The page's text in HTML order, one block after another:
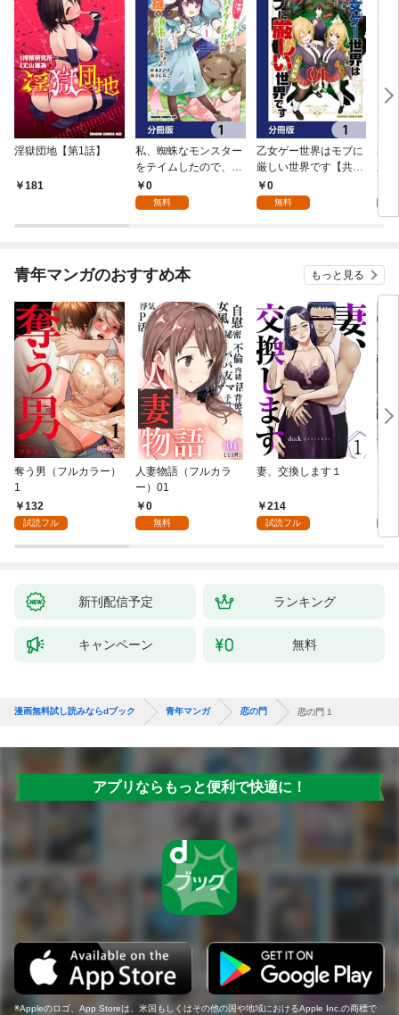
淫獄団地【第1話】
181
私、蜘蛛なモンスター
をテイムしたので、ス
パイダーシルクで裁縫
を頑張ります！【分冊
0
無料
乙女ゲー世界はモブに
厳しい世界です【共和
国編】【分冊版】 1
0
無料
乙
青年マンガのおすすめ本 もっと見る
奪う男（フルカラー）
1
132
試読フル
人妻物語（フルカラ
ー）01
0
無料
妻、交換します１
214
試読フル
な
新刊配信予定 ランキング
キャンペーン 無料
漫画無料試し読みならdブック 青年マンガ 恋の門 恋の門 1
アプリならもっと便利で快適に！
Appleのロゴ、App Storeは、米国もしくはその他の国や地域におけるApple Inc.の商標で